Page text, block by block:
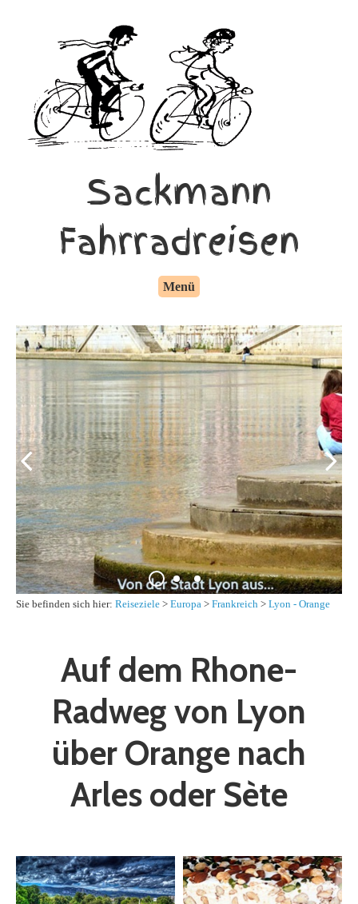
Sackmann
Fahrradreisen
Menü
Sie befinden sich hier: Reiseziele > Europa > Frankreich > Lyon - Orange
Auf dem Rhone-
Radweg von Lyon
über Orange nach
Arles oder Sète